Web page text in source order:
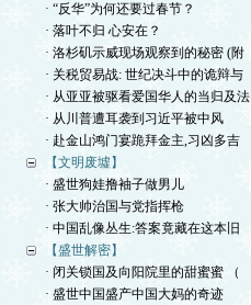
· “反华”为何还要过春节？
· 落叶不归 心安在？
· 洛杉矶示威现场观察到的秘密 (附
· 关税贸易战: 世纪决斗中的诡辩与
· 从亚亚被驱看爱国华人的当归及法
· 从川普遭耳袭到习近平被中风
· 赴金山鸿门宴跪拜金主,习凶多吉
【文明废墟】
· 盛世狗娃撸袖子做男儿
· 张大帅治国与党指挥枪
· 中国乱像丛生:答案竟藏在这本旧
【盛世解密】
· 闭关锁国及向阳院里的甜蜜蜜 （
· 盛世中国盛产中国大妈的奇迹